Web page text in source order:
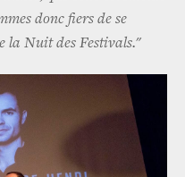
donc fiers de se
la Nuit des Festivals."